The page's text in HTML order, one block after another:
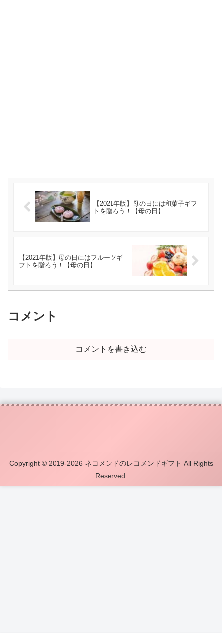
【2021年版】母の日には和菓子ギフ
トを贈ろう！【母の日】
【2021年版】母の日にはフルーツギ
フトを贈ろう！【母の日】
コメント
コメントを書き込む
Copyright © 2019-2026 ネコメンドのレコメンドギフト All Rights
Reserved.